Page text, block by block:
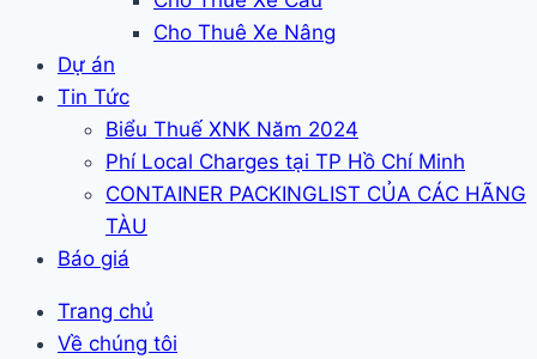
Cho Thuê Xe Nâng
Dự án
Tin Tức
Biểu Thuế XNK Năm 2024
Phí Local Charges tại TP Hồ Chí Minh
CONTAINER PACKINGLIST CỦA CÁC HÃNG
TÀU
Báo giá
Trang chủ
Về chúng tôi